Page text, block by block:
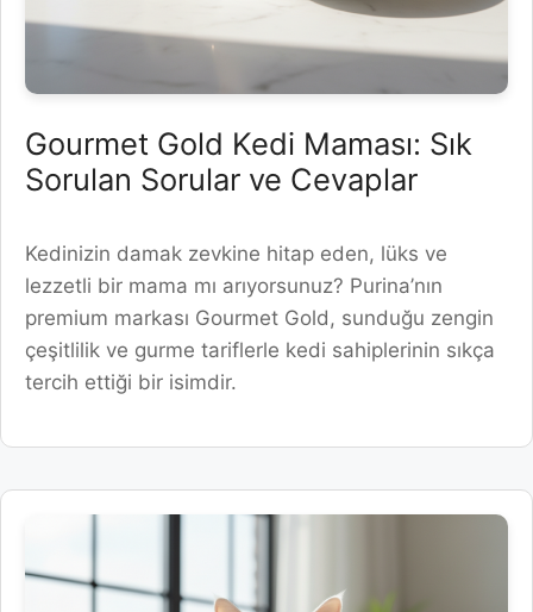
Gourmet Gold Kedi Maması: Sık
Sorulan Sorular ve Cevaplar
Kedinizin damak zevkine hitap eden, lüks ve
lezzetli bir mama mı arıyorsunuz? Purina’nın
premium markası Gourmet Gold, sunduğu zengin
çeşitlilik ve gurme tariflerle kedi sahiplerinin sıkça
tercih ettiği bir isimdir.